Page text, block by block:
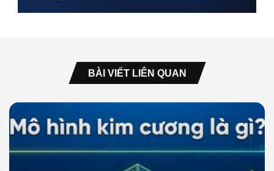
BÀI VIẾT LIÊN QUAN